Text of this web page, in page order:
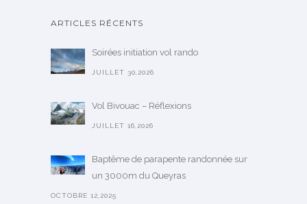
ARTICLES RÉCENTS
Soirées initiation vol rando
JUILLET 30,2026
Vol Bivouac – Réflexions
JUILLET 16,2026
Baptême de parapente randonnée sur
un 3000m du Queyras
OCTOBRE 12,2025